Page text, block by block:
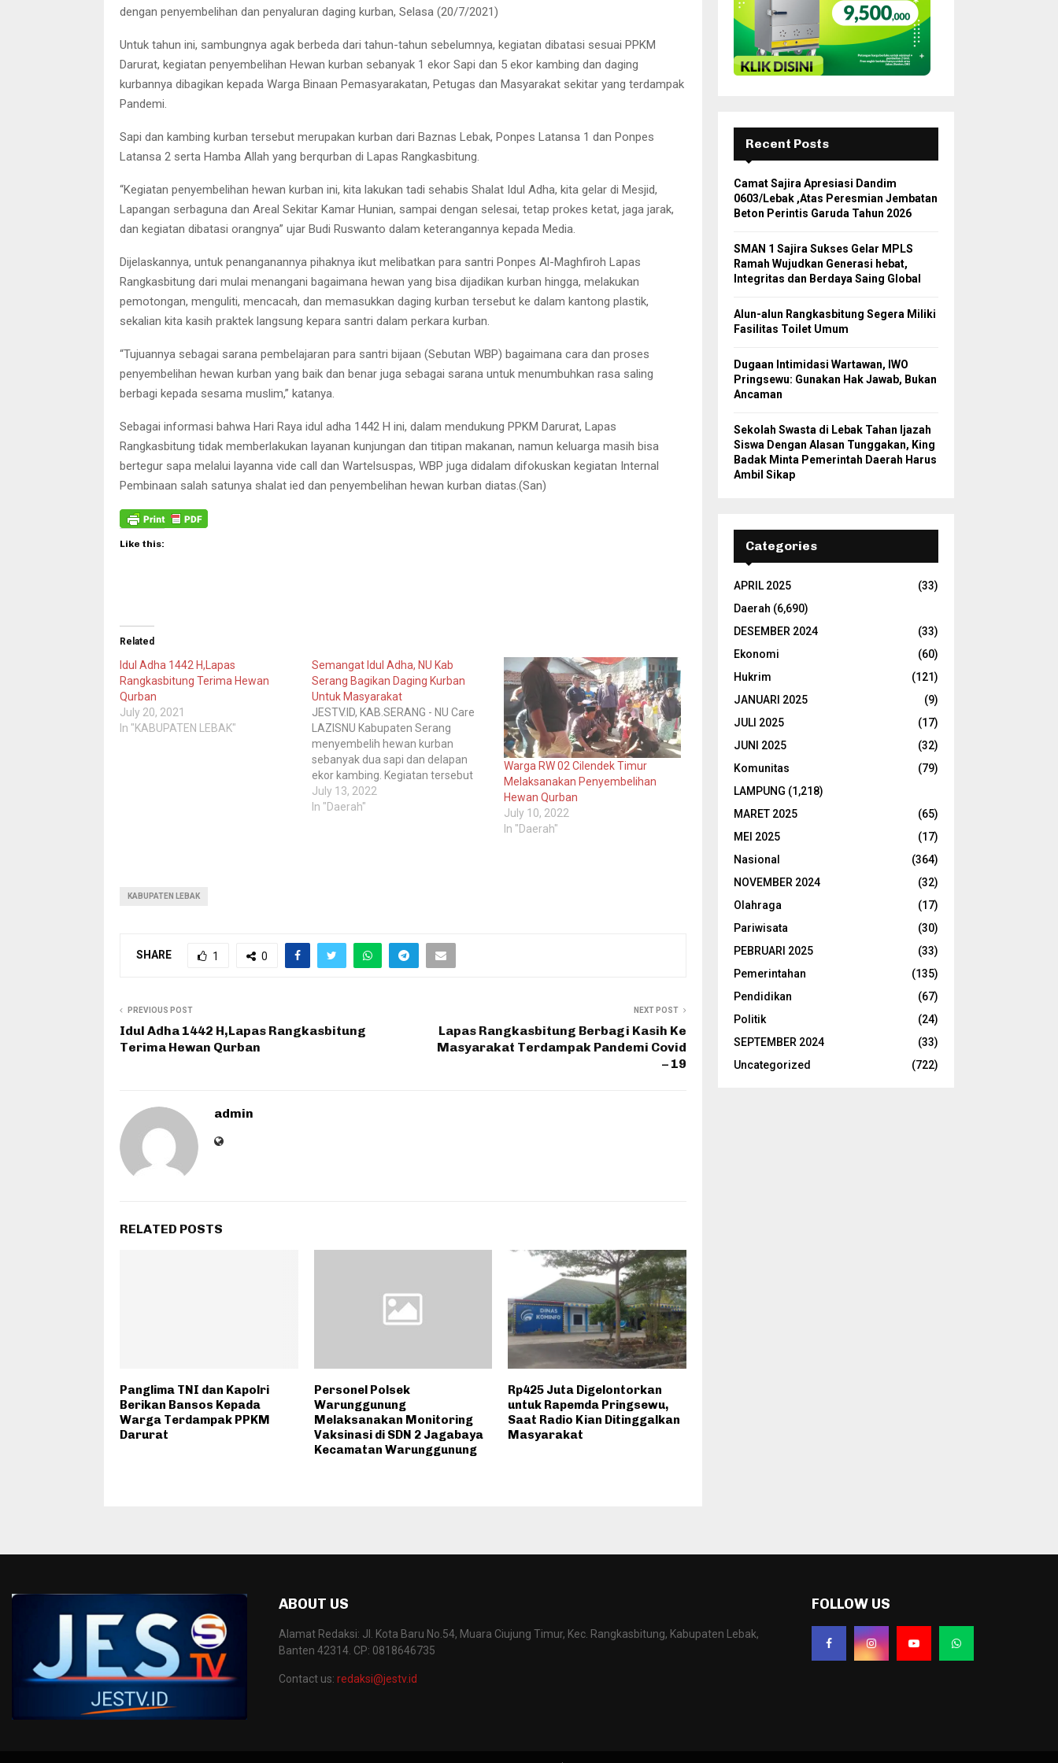
dengan penyembelihan dan penyaluran daging kurban, Selasa (20/7/2021)
Untuk tahun ini, sambungnya agak berbeda dari tahun-tahun sebelumnya, kegiatan dibatasi sesuai PPKM
Darurat, kegiatan penyembelihan Hewan kurban sebanyak 1 ekor Sapi dan 5 ekor kambing dan daging
kurbannya dibagikan kepada Warga Binaan Pemasyarakatan, Petugas dan Masyarakat sekitar yang terdampak
Pandemi.
Sapi dan kambing kurban tersebut merupakan kurban dari Baznas Lebak, Ponpes Latansa 1 dan Ponpes
Latansa 2 serta Hamba Allah yang berqurban di Lapas Rangkasbitung.
“Kegiatan penyembelihan hewan kurban ini, kita lakukan tadi sehabis Shalat Idul Adha, kita gelar di Mesjid,
Lapangan serbaguna dan Areal Sekitar Kamar Hunian, sampai dengan selesai, tetap prokes ketat, jaga jarak,
dan kegiatan dibatasi orangnya” ujar Budi Ruswanto dalam keterangannya kepada Media.
Dijelaskannya, untuk penanganannya pihaknya ikut melibatkan para santri Ponpes Al-Maghfiroh Lapas
Rangkasbitung dari mulai menangani bagaimana hewan yang bisa dijadikan kurban hingga, melakukan
pemotongan, menguliti, mencacah, dan memasukkan daging kurban tersebut ke dalam kantong plastik,
sekalian kita kasih praktek langsung kepara santri dalam perkara kurban.
“Tujuannya sebagai sarana pembelajaran para santri bijaan (Sebutan WBP) bagaimana cara dan proses
penyembelihan hewan kurban yang baik dan benar juga sebagai sarana untuk menumbuhkan rasa saling
berbagi kepada sesama muslim,” katanya.
Sebagai informasi bahwa Hari Raya idul adha 1442 H ini, dalam mendukung PPKM Darurat, Lapas
Rangkasbitung tidak memberlakukan layanan kunjungan dan titipan makanan, namun keluarga masih bisa
bertegur sapa melalui layanna vide call dan Wartelsuspas, WBP juga didalam difokuskan kegiatan Internal
Pembinaan salah satunya shalat ied dan penyembelihan hewan kurban diatas.(San)
Like this:
Related
Idul Adha 1442 H,Lapas
Rangkasbitung Terima Hewan
Qurban
July 20, 2021
In "KABUPATEN LEBAK"
Semangat Idul Adha, NU Kab
Serang Bagikan Daging Kurban
Untuk Masyarakat
JESTV.ID, KAB.SERANG - NU Care
LAZISNU Kabupaten Serang
menyembelih hewan kurban
sebanyak dua sapi dan delapan
ekor kambing. Kegiatan tersebut
dilakukan pada dua zona,
penyembelihan pertama di Pondok
July 13, 2022
In "Daerah"
Warga RW 02 Cilendek Timur
Melaksanakan Penyembelihan
Hewan Qurban
July 10, 2022
In "Daerah"
KABUPATEN LEBAK
SHARE 1 0
PREVIOUS POST
Idul Adha 1442 H,Lapas Rangkasbitung
Terima Hewan Qurban
NEXT POST
Lapas Rangkasbitung Berbagi Kasih Ke
Masyarakat Terdampak Pandemi Covid
– 19
admin
RELATED POSTS
Panglima TNI dan Kapolri
Berikan Bansos Kepada
Warga Terdampak PPKM
Darurat
Personel Polsek
Warunggunung
Melaksanakan Monitoring
Vaksinasi di SDN 2 Jagabaya
Kecamatan Warunggunung
Rp425 Juta Digelontorkan
untuk Rapemda Pringsewu,
Saat Radio Kian Ditinggalkan
Masyarakat
H
Recent Posts
Camat Sajira Apresiasi Dandim
0603/Lebak ,Atas Peresmian Jembatan
Beton Perintis Garuda Tahun 2026
SMAN 1 Sajira Sukses Gelar MPLS
Ramah Wujudkan Generasi hebat,
Integritas dan Berdaya Saing Global
Alun-alun Rangkasbitung Segera Miliki
Fasilitas Toilet Umum
Dugaan Intimidasi Wartawan, IWO
Pringsewu: Gunakan Hak Jawab, Bukan
Ancaman
Sekolah Swasta di Lebak Tahan Ijazah
Siswa Dengan Alasan Tunggakan, King
Badak Minta Pemerintah Daerah Harus
Ambil Sikap
Categories
APRIL 2025
(33)
Daerah (6,690)
DESEMBER 2024
(33)
Ekonomi
(60)
Hukrim
(121)
JANUARI 2025
(9)
JULI 2025
(17)
JUNI 2025
(32)
Komunitas
(79)
LAMPUNG (1,218)
MARET 2025
(65)
MEI 2025
(17)
Nasional
(364)
NOVEMBER 2024
(32)
Olahraga
(17)
Pariwisata
(30)
PEBRUARI 2025
(33)
Pemerintahan
(135)
Pendidikan
(67)
Politik
(24)
SEPTEMBER 2024
(33)
Uncategorized
(722)
ABOUT US
Alamat Redaksi: Jl. Kota Baru No.54, Muara Ciujung Timur, Kec. Rangkasbitung, Kabupaten Lebak,
Banten 42314. CP: 0818646735
Contact us: redaksi@jestv.id
FOLLOW US